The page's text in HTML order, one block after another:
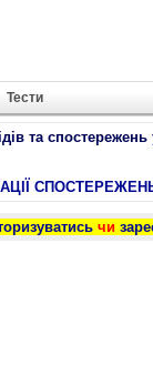
Тести
та
чи